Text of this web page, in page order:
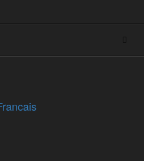
bei einer anschließenden
Verwendung
unhygienischer als
schont es die Schneide der
Holz, jenem der Ulme, auch
Teller sind